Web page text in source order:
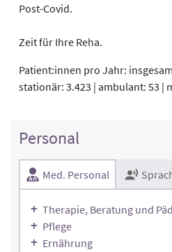
Post-Covid.
Zeit für Ihre Reha.
Patient:innen pro Jahr:
stationär: 3.423 | ambulant: 53 |
Personal
Med. Personal
Therapie, Beratung und
Pflege
Ernährung